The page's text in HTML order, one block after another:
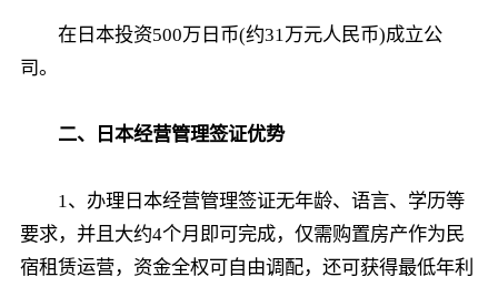
在日本投资500万日币(约31万元人民币)成立公
司。
二、日本经营管理签证优势
1、办理日本经营管理签证无年龄、语言、学历等
要求，并且大约4个月即可完成，仅需购置房产作为民
宿租赁运营，资金全权可自由调配，还可获得最低年利